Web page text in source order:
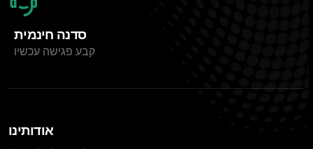
סדנה חינמית
קבע פגישה עכשיו
אודותינו